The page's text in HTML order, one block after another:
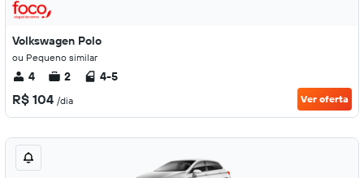
Volkswagen Polo
ou Pequeno similar
4 2 4-5
R$ 104 /dia Ver oferta